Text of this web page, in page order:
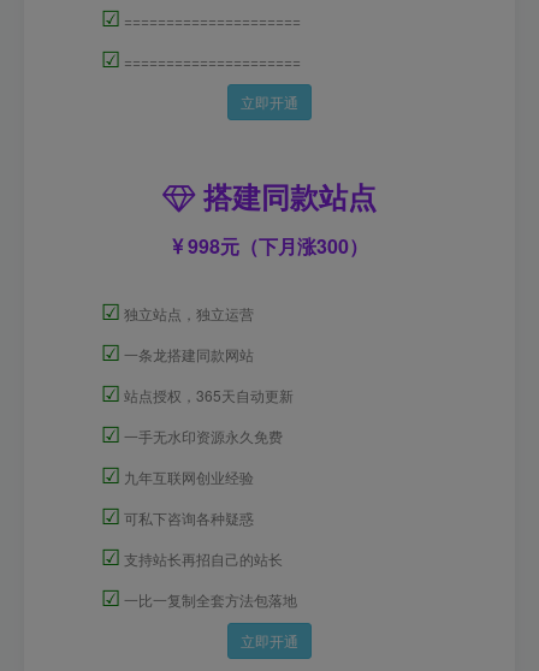
☑ =====================
☑ =====================
立即开通
搭建同款站点
998元（下月涨300）
☑ 独立站点，独立运营
☑ 一条龙搭建同款网站
☑ 站点授权，365天自动更新
☑ 一手无水印资源永久免费
☑ 九年互联网创业经验
☑ 可私下咨询各种疑惑
☑ 支持站长再招自己的站长
☑ 一比一复制全套方法包落地
立即开通